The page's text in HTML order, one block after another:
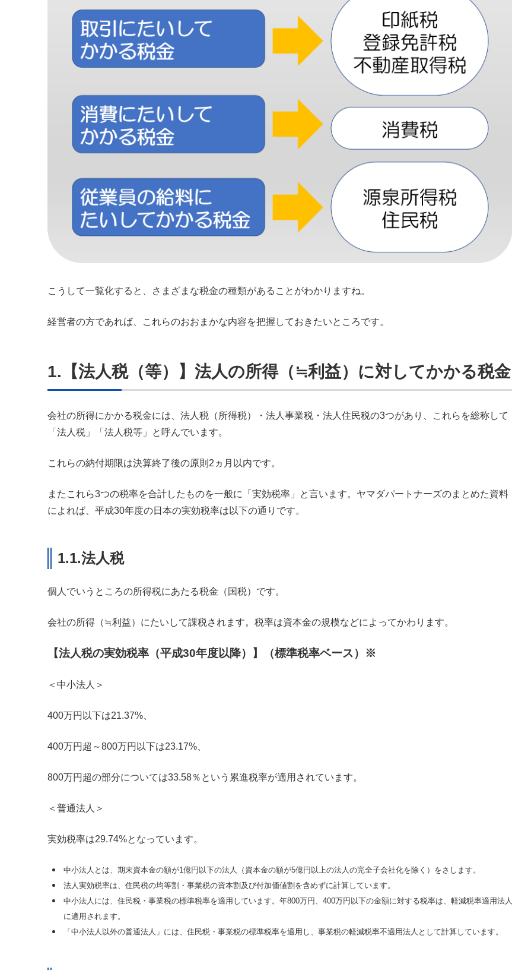
こうして一覧化すると、さまざまな税金の種類があることがわかりますね。
経営者の方であれば、これらのおおまかな内容を把握しておきたいところです。
1.【法人税（等）】法人の所得（≒利益）に対してかかる税金
会社の所得にかかる税金には、法人税（所得税）・法人事業税・法人住民税の3つがあり、これらを総称して
「法人税」「法人税等」と呼んでいます。
これらの納付期限は決算終了後の原則2ヵ月以内です。
またこれら3つの税率を合計したものを一般に「実効税率」と言います。ヤマダパートナーズのまとめた資料
によれば、平成30年度の日本の実効税率は以下の通りです。
1.1.法人税
個人でいうところの所得税にあたる税金（国税）です。
会社の所得（≒利益）にたいして課税されます。税率は資本金の規模などによってかわります。
【法人税の実効税率（平成30年度以降）】（標準税率ベース）※
＜中小法人＞
400万円以下は21.37%、
400万円超～800万円以下は23.17%、
800万円超の部分については33.58％という累進税率が適用されています。
＜普通法人＞
実効税率は29.74%となっています。
中小法人とは、期末資本金の額が1億円以下の法人（資本金の額が5億円以上の法人の完全子会社化を除く）をさします。
法人実効税率は、住民税の均等割・事業税の資本割及び付加価値割を含めずに計算しています。
中小法人には、住民税・事業税の標準税率を適用しています。年800万円、400万円以下の金額に対する税率は、軽減税率適用法人
に適用されます。
「中小法人以外の普通法人」には、住民税・事業税の標準税率を適用し、事業税の軽減税率不適用法人として計算しています。